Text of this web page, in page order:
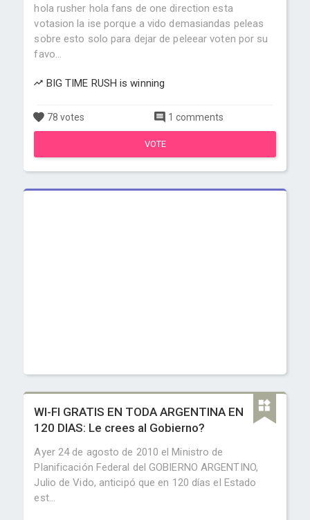
hola rusher hola fans de one direction esta
votasion la ise porque a vido demasiandas peleas
sobre esto solo para dejar de peleear voten por su
favo...
BIG TIME RUSH is winning
78 votes 1 comments
VOTE
WI-FI GRATIS EN TODA ARGENTINA EN
120 DIAS: Le crees al Gobierno?
Ayer 24 de agosto de 2010 el Ministro de
Planificación Federal del GOBIERNO ARGENTINO,
Julio de Vido, anticipó que en 120 días el Estado
est...